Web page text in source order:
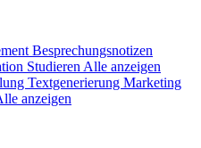
Besprechungsnotizen
Studieren Alle anzeigen
Textgenerierung Marketing
anzeigen